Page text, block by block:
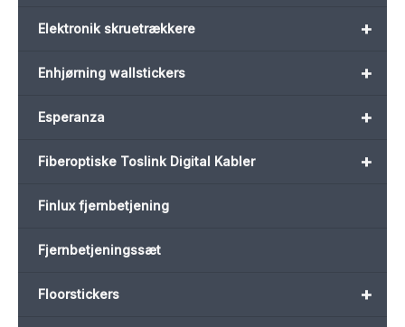
+
Elektronik skruetrækkere
+
Enhjørning wallstickers
+
Esperanza
+
Fiberoptiske Toslink Digital Kabler
Finlux fjernbetjening
Fjernbetjeningssæt
+
Floorstickers